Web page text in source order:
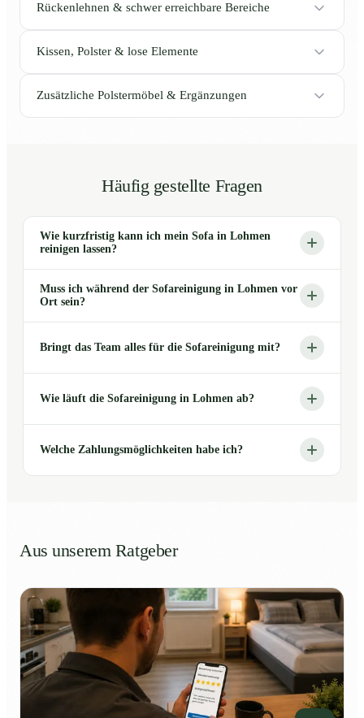
Rückenlehnen & schwer erreichbare Bereiche
Kissen, Polster & lose Elemente
Zusätzliche Polstermöbel & Ergänzungen
Häufig gestellte Fragen
Wie kurzfristig kann ich mein Sofa in Lohmen
reinigen lassen?
Muss ich während der Sofareinigung in Lohmen vor
Ort sein?
Bringt das Team alles für die Sofareinigung mit?
Wie läuft die Sofareinigung in Lohmen ab?
Welche Zahlungsmöglichkeiten habe ich?
Aus unserem Ratgeber